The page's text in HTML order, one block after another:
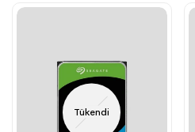
Tükendi